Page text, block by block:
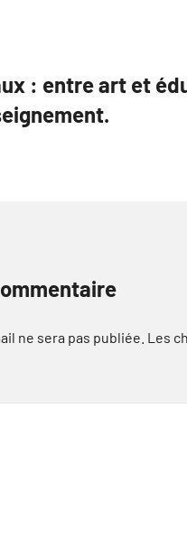
: entre art et
ne sera pas publiée. Les